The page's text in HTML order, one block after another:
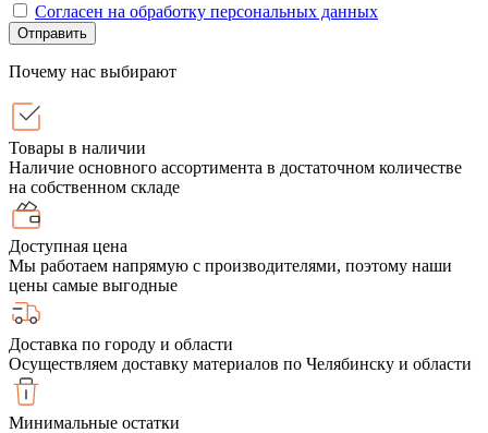
Согласен на обработку персональных данных
Отправить
Почему нас выбирают
Товары в наличии
Наличие основного ассортимента в достаточном количестве
на собственном складе
Доступная цена
Мы работаем напрямую с производителями, поэтому наши
цены самые выгодные
Доставка по городу и области
Осуществляем доставку материалов по Челябинску и области
Минимальные остатки